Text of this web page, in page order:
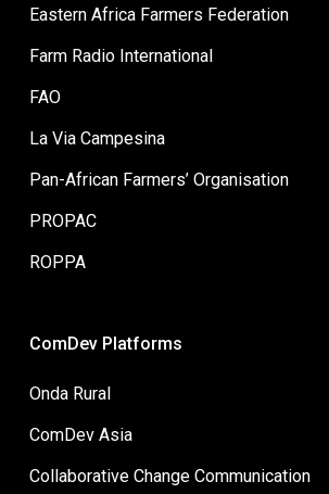
Eastern Africa Farmers Federation
Farm Radio International
FAO
La Via Campesina
Pan-African Farmers’ Organisation
PROPAC
ROPPA
ComDev Platforms
Onda Rural
ComDev Asia
Collaborative Change Communication